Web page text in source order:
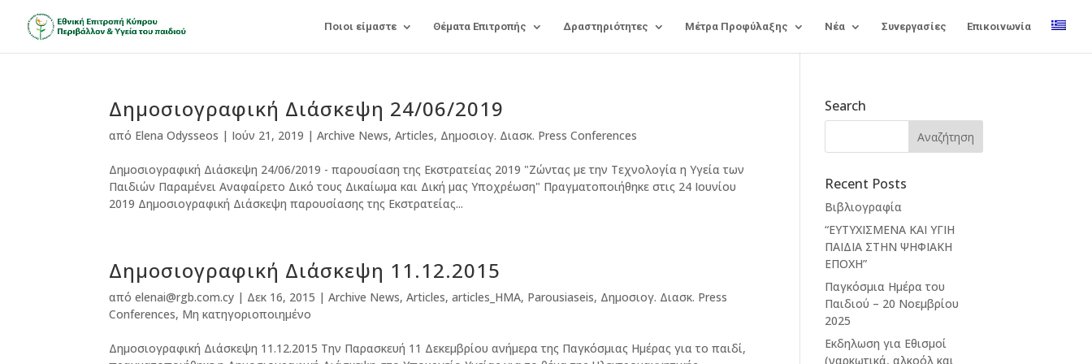
Ποιοι είμαστε Θέματα Επιτροπής Δραστηριότητες Μέτρα Προφύλαξης Νέα Συνεργασίες Επικοινωνία
Δημοσιογραφική Διάσκεψη 24/06/2019
από Elena Odysseos | Ιούν 21, 2019 |Archive News,Articles, Δημοσιογ. Διασκ. Press Conferences
Δημοσιογραφική Διάσκεψη 24/06/2019 - παρουσίαση της Εκστρατείας 2019 "Ζώντας με την Τεχνολογία η Υγεία των
Παιδιών Παραμένει Αναφαίρετο Δικό τους Δικαίωμα και Δική μας Υποχρέωση" Πραγματοποιήθηκε στις 24 Ιουνίου
2019 Δημοσιογραφική Διάσκεψη παρουσίασης της Εκστρατείας...
Δημοσιογραφική Διάσκεψη 11.12.2015
απόelenai@rgb.com.cy | Δεκ 16, 2015 |Archive News,Articles,articles_HMA, Parousiaseis, Δημοσιογ. Διασκ. Press
Conferences, Μη κατηγοριοποιημένο
Δημοσιογραφική Διάσκεψη 11.12.2015 Την Παρασκευή 11 Δεκεμβρίου ανήμερα της Παγκόσμιας Ημέρας για το παιδί,
Search
Recent Posts
Βιβλιογραφία
“ΕΥΤΥΧΙΣΜΕΝΑ ΚΑΙ ΥΓΙΗ
ΠΑΙΔΙΑ ΣΤΗΝ ΨΗΦΙΑΚΗ
ΕΠΟΧΗ”
Παγκόσμια Ημέρα του
Παιδιού – 20 Νοεμβρίου
2025
Εκδηλωση για Εθισμοί
(ναρκωτικά, αλκοόλ και